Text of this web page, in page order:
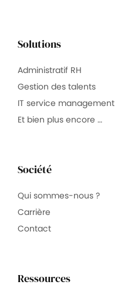
Solutions
Administratif RH
Gestion des talents
IT service management
Et bien plus encore …
Société
Qui sommes-nous ?
Carrière
Contact
Ressources